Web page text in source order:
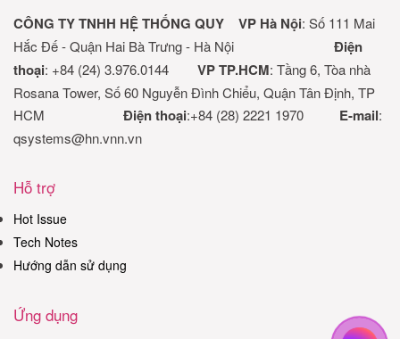
CÔNG TY TNHH HỆ THỐNG QUY VP Hà Nội: Số 111 Mai
Hắc Đế - Quận Hai Bà Trưng - Hà Nội Điện
thoại: +84 (24) 3.976.0144 VP TP.HCM: Tầng 6, Tòa nhà
Rosana Tower, Số 60 Nguyễn Đình Chiểu, Quận Tân Định, TP
HCM Điện thoại:+84 (28) 2221 1970 E-mail:
qsystems@hn.vnn.vn
Hỗ trợ
Hot Issue
Tech Notes
Hướng dẫn sử dụng
Ứng dụng